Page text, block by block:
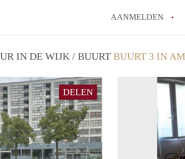
AANMELDEN
IN DE WIJK / BUURT BUURT 3 IN
DELEN